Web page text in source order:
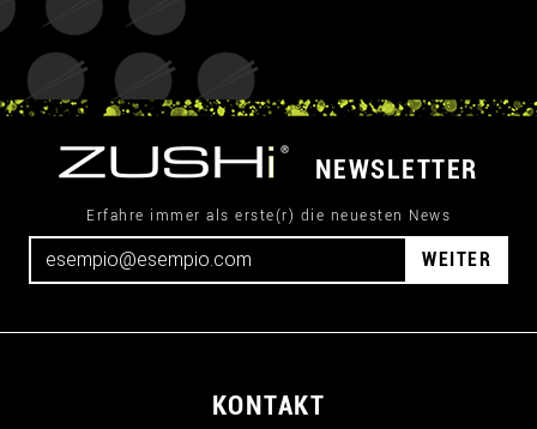
NEWSLETTER
Erfahre immer als erste(r) die neuesten News
WEITER
KONTAKT